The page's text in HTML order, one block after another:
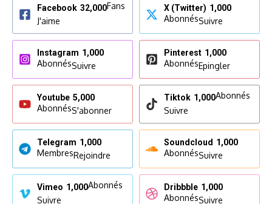
Facebook 32,000Fans
J'aime
X (Twitter) 1,000
AbonnésSuivre
Instagram 1,000
AbonnésSuivre
Pinterest 1,000
AbonnésEpingler
Youtube 5,000
AbonnésS'abonner
Tiktok 1,000Abonnés
Suivre
Telegram 1,000
MembresRejoindre
Soundcloud 1,000
AbonnésSuivre
Vimeo 1,000Abonnés
Suivre
Dribbble 1,000
AbonnésSuivre